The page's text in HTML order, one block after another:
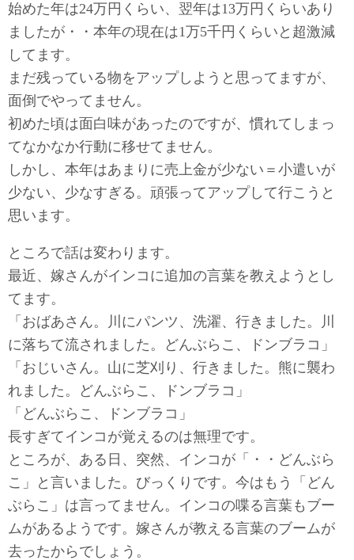
始めた年は24万円くらい、翌年は13万円くらいあり
ましたが・・本年の現在は1万5千円くらいと超激減
してます。
まだ残っている物をアップしようと思ってますが、
面倒でやってません。
初めた頃は面白味があったのですが、慣れてしまっ
てなかなか行動に移せてません。
しかし、本年はあまりに売上金が少ない＝小遣いが
少ない、少なすぎる。頑張ってアップして行こうと
思います。
ところで話は変わります。
最近、嫁さんがインコに追加の言葉を教えようとし
てます。
「おばあさん。川にパンツ、洗濯、行きました。川
に落ちて流されました。どんぶらこ、ドンブラコ」
「おじいさん。山に芝刈り、行きました。熊に襲わ
れました。どんぶらこ、ドンブラコ」
「どんぶらこ、ドンブラコ」
長すぎてインコが覚えるのは無理です。
ところが、ある日、突然、インコが「・・どんぶら
こ」と言いました。びっくりです。今はもう「どん
ぶらこ」は言ってません。インコの喋る言葉もブー
ムがあるようです。嫁さんが教える言葉のブームが
去ったからでしょう。